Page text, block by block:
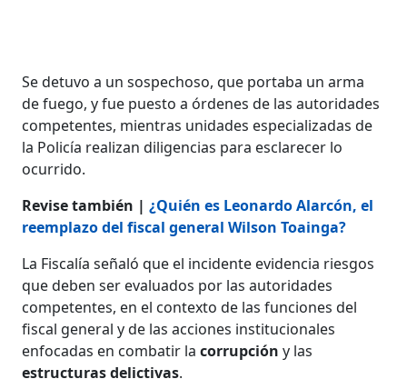
Se detuvo a un sospechoso, que portaba un arma
de fuego, y fue puesto a órdenes de las autoridades
competentes, mientras unidades especializadas de
la Policía realizan diligencias para esclarecer lo
ocurrido.
Revise también |¿Quién es Leonardo Alarcón, el
reemplazo del fiscal general Wilson Toainga?
La Fiscalía señaló que el incidente evidencia riesgos
que deben ser evaluados por las autoridades
competentes, en el contexto de las funciones del
fiscal general y de las acciones institucionales
enfocadas en combatir lacorrupción y las
estructuras delictivas.